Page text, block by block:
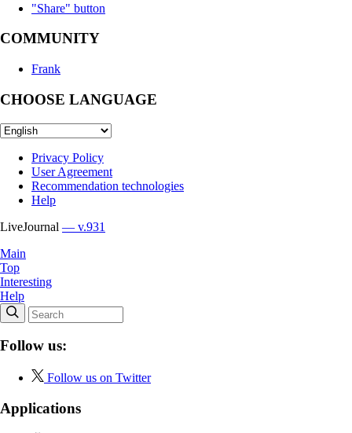
"Share" button
COMMUNITY
Frank
CHOOSE LANGUAGE
Privacy Policy
User Agreement
Recommendation technologies
Help
LiveJournal — v.931
Main
Top
Interesting
Help
Follow us:
Follow us on Twitter
Applications